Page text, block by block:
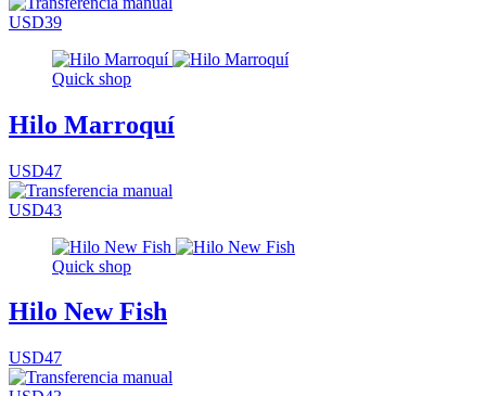
USD39
Quick shop
Hilo Marroquí
USD47
USD43
Quick shop
Hilo New Fish
USD47